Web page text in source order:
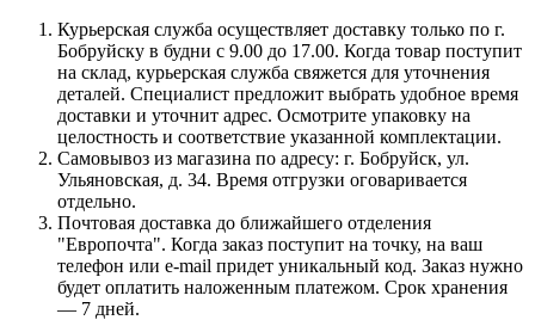
Курьерская служба осуществляет доставку только по г.
Бобруйску в будни с 9.00 до 17.00. Когда товар поступит
на склад, курьерская служба свяжется для уточнения
деталей. Специалист предложит выбрать удобное время
доставки и уточнит адрес. Осмотрите упаковку на
целостность и соответствие указанной комплектации.
Самовывоз из магазина по адресу: г. Бобруйск, ул.
Ульяновская, д. 34. Время отгрузки оговаривается
отдельно.
Почтовая доставка до ближайшего отделения
"Европочта". Когда заказ поступит на точку, на ваш
телефон или e-mail придет уникальный код. Заказ нужно
будет оплатить наложенным платежом. Срок хранения
— 7 дней.